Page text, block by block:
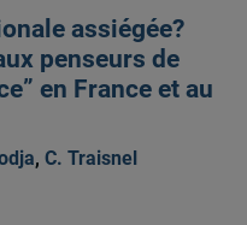
assiégée?
penseurs de
en France et au
, C. Traisnel